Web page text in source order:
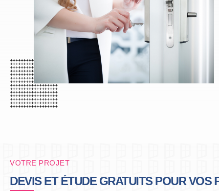
VOTRE PROJET
DEVIS ET ÉTUDE GRATUITS POUR VOS